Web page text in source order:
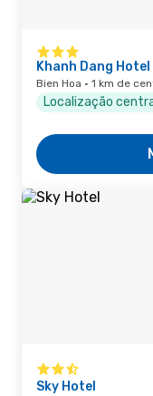
Khanh Dang Hotel
Bien Hoa · 1 km de
Localização
Sky Hotel